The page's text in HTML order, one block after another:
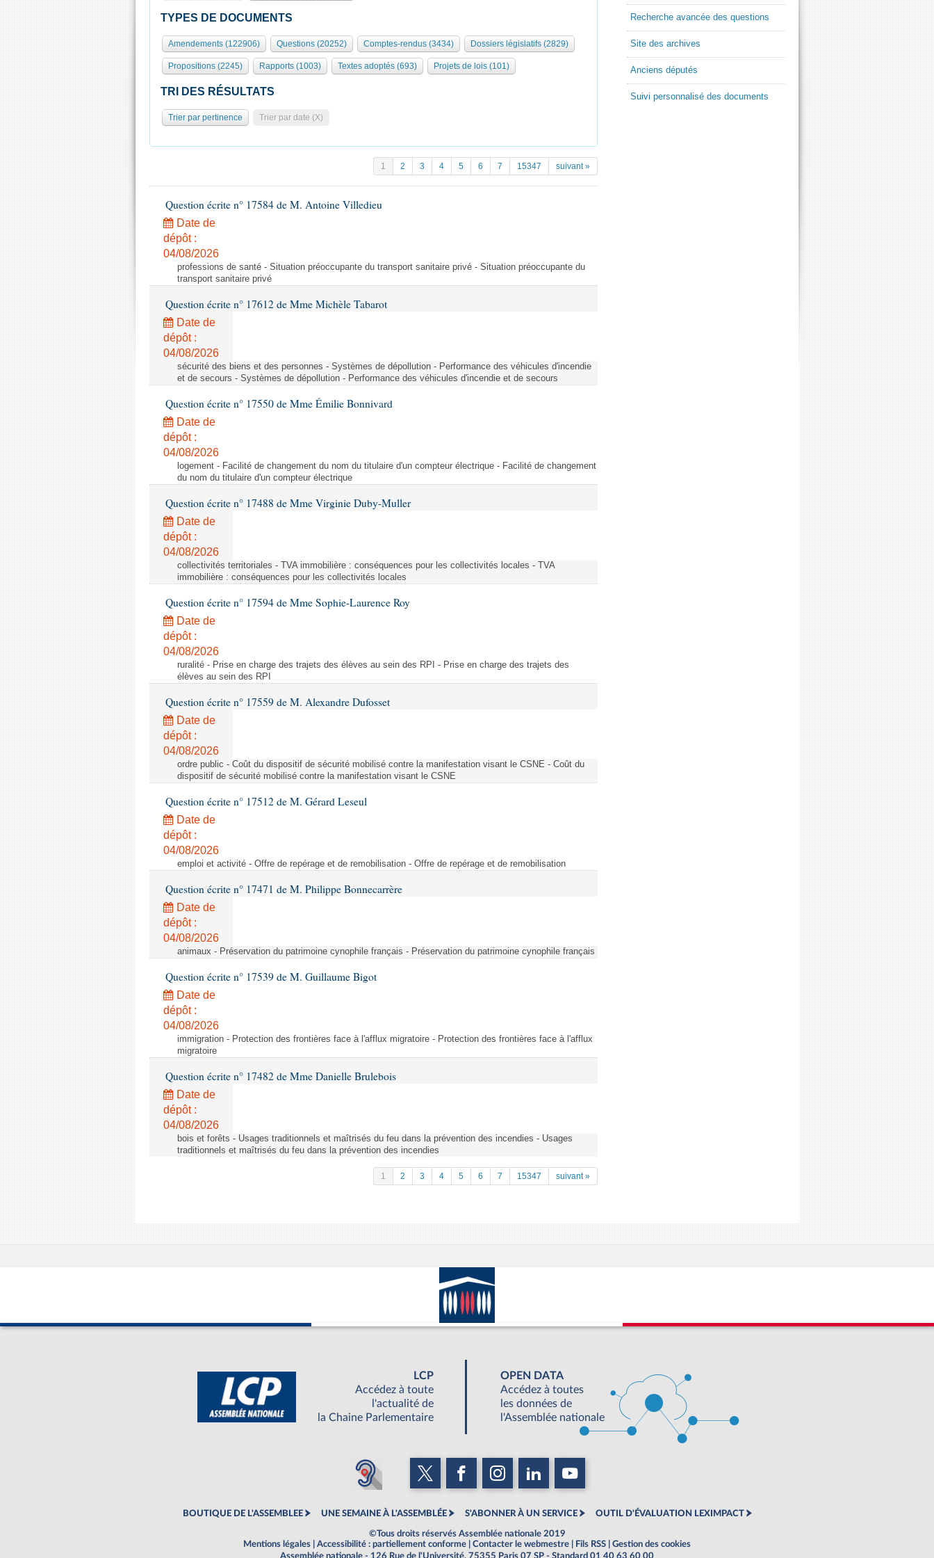
TYPES DE DOCUMENTS
Amendements (122906) Questions (20252) Comptes-rendus (3434) Dossiers législatifs (2829)
Propositions (2245) Rapports (1003) Textes adoptés (693) Projets de lois (101)
TRI DES RÉSULTATS
Trier par pertinence Trier par date (X)
1 2 3 4 5 6 7 15347 suivant »
Question écrite n° 17584 de M. Antoine Villedieu
Date de
dépôt :
04/08/2026
professions de santé - Situation préoccupante du transport sanitaire privé - Situation préoccupante du
transport sanitaire privé
Question écrite n° 17612 de Mme Michèle Tabarot
Date de
dépôt :
04/08/2026
sécurité des biens et des personnes - Systèmes de dépollution - Performance des véhicules d'incendie
et de secours - Systèmes de dépollution - Performance des véhicules d'incendie et de secours
Question écrite n° 17550 de Mme Émilie Bonnivard
Date de
dépôt :
04/08/2026
logement - Facilité de changement du nom du titulaire d'un compteur électrique - Facilité de changement
du nom du titulaire d'un compteur électrique
Question écrite n° 17488 de Mme Virginie Duby-Muller
Date de
dépôt :
04/08/2026
collectivités territoriales - TVA immobilière : conséquences pour les collectivités locales - TVA
immobilière : conséquences pour les collectivités locales
Question écrite n° 17594 de Mme Sophie-Laurence Roy
Date de
dépôt :
04/08/2026
ruralité - Prise en charge des trajets des élèves au sein des RPI - Prise en charge des trajets des
élèves au sein des RPI
Question écrite n° 17559 de M. Alexandre Dufosset
Date de
dépôt :
04/08/2026
ordre public - Coût du dispositif de sécurité mobilisé contre la manifestation visant le CSNE - Coût du
dispositif de sécurité mobilisé contre la manifestation visant le CSNE
Question écrite n° 17512 de M. Gérard Leseul
Date de
dépôt :
04/08/2026
emploi et activité - Offre de repérage et de remobilisation - Offre de repérage et de remobilisation
Question écrite n° 17471 de M. Philippe Bonnecarrère
Date de
dépôt :
04/08/2026
animaux - Préservation du patrimoine cynophile français - Préservation du patrimoine cynophile français
Question écrite n° 17539 de M. Guillaume Bigot
Date de
dépôt :
04/08/2026
immigration - Protection des frontières face à l'afflux migratoire - Protection des frontières face à l'afflux
migratoire
Question écrite n° 17482 de Mme Danielle Brulebois
Date de
dépôt :
04/08/2026
bois et forêts - Usages traditionnels et maîtrisés du feu dans la prévention des incendies - Usages
traditionnels et maîtrisés du feu dans la prévention des incendies
1 2 3 4 5 6 7 15347 suivant »
Recherche avancée des questions
Site des archives
Anciens députés
Suivi personnalisé des documents
LCP
Accédez à toute
l'actualité de
la Chaine Parlementaire
OPEN DATA
Accédez à toutes
les données de
l'Assemblée nationale
BOUTIQUE DE L'ASSEMBLEE UNE SEMAINE À L'ASSEMBLÉE S'ABONNER À UN SERVICE OUTIL D'ÉVALUATION LEXIMPACT
©Tous droits réservés Assemblée nationale 2019
Mentions légales
Accessibilité : partiellement conforme Contacter le webmestre Fils RSS
Gestion des cookies
Assemblée nationale - 126 Rue de l'Université, 75355 Paris 07 SP - Standard 01 40 63 60 00